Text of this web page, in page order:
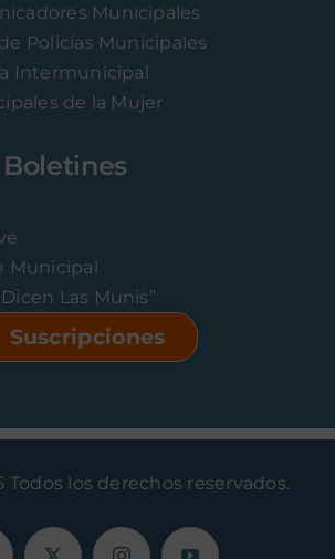
Municipales
Policías Municipales
Intermunicipal
de la Mujer
Municipal
Las Munis”
Suscripciones
Todos los derechos reservados.